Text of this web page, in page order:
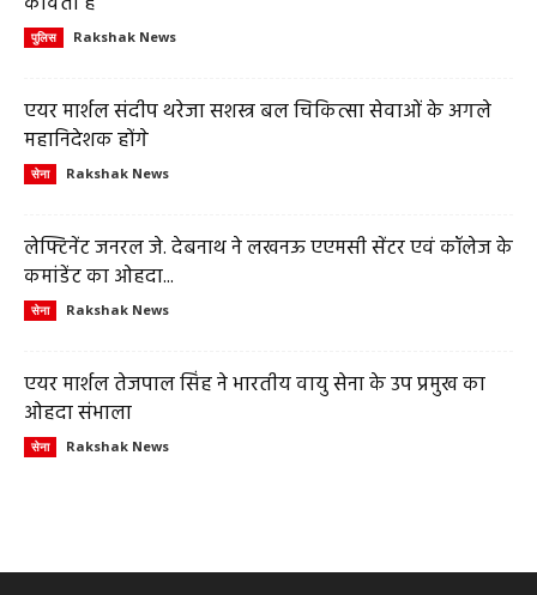
पुलिस Rakshak News
एयर मार्शल संदीप थरेजा सशस्त्र बल चिकित्सा सेवाओं के अगले
महानिदेशक होंगे
सेना Rakshak News
लेफ्टिनेंट जनरल जे. देबनाथ ने लखनऊ एएमसी सेंटर एवं कॉलेज के
कमांडेंट का ओहदा...
सेना Rakshak News
एयर मार्शल तेजपाल सिंह ने भारतीय वायु सेना के उप प्रमुख का
ओहदा संभाला
सेना Rakshak News